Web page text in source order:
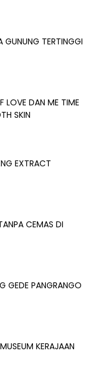
GUNUNG TERTINGGI
LOVE DAN ME TIME
SKIN
EXTRACT
CEMAS DI
GEDE PANGRANGO
KERAJAAN